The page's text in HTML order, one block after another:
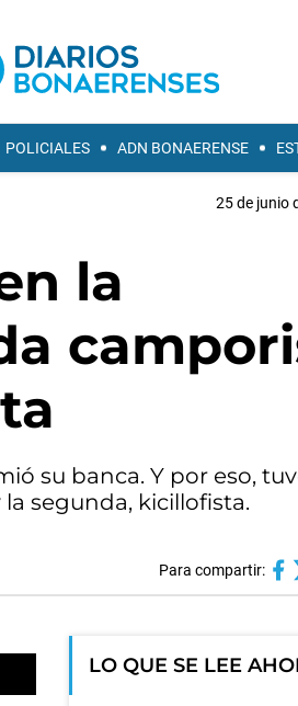
POLICIALES ADN BONAERENSE
25 de junio
la
su banca. Y por eso,
segunda, kicillofista.
Para compartir:
LO QUE SE LEE